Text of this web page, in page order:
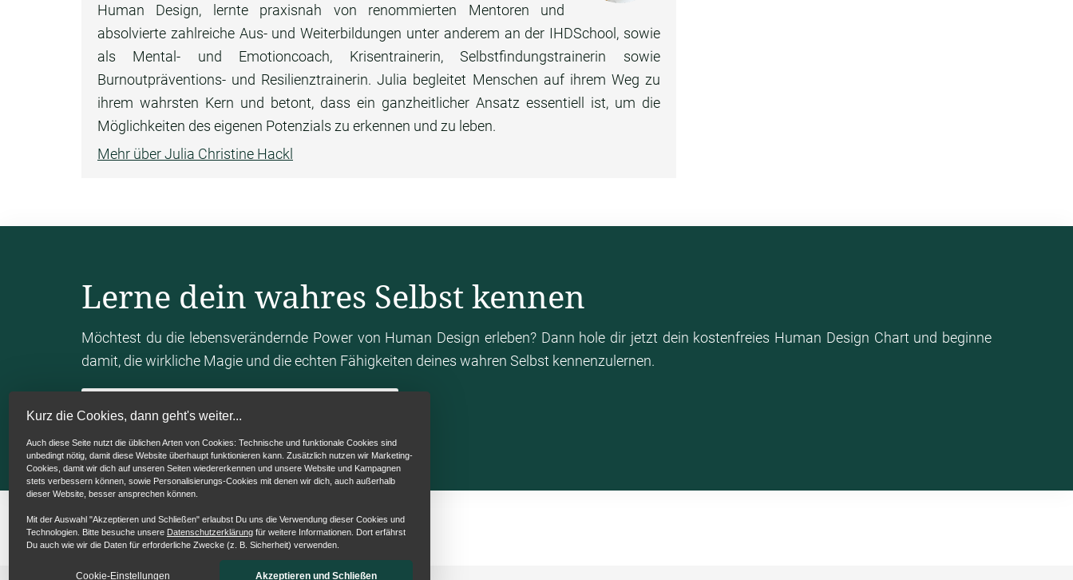
Kurz die Cookies, dann geht's weiter...
Auch diese Seite nutzt die üblichen Arten von Cookies: Technische und funktionale Cookies sind
unbedingt nötig, damit diese Website überhaupt funktionieren kann. Zusätzlich nutzen wir Marketing-
Cookies, damit wir dich auf unseren Seiten wiedererkennen und unsere Website und Kampagnen
stets verbessern können, sowie Personalisierungs-Cookies mit denen wir dich, auch außerhalb
dieser Website, besser ansprechen können.
Mit der Auswahl "Akzeptieren und Schließen" erlaubst Du uns die Verwendung dieser Cookies und
Technologien. Bitte besuche unsere Datenschutzerklärung für weitere Informationen. Dort erfährst
Du auch wie wir die Daten für erforderliche Zwecke (z. B. Sicherheit) verwenden.
Cookie-Einstellungen Akzeptieren und Schließen
Human Design, lernte praxisnah von renommierten Mentoren und
absolvierte zahlreiche Aus- und Weiterbildungen unter anderem an der IHDSchool, sowie
als Mental- und Emotioncoach, Krisentrainerin, Selbstfindungstrainerin sowie
Burnoutpräventions- und Resilienztrainerin. Julia begleitet Menschen auf ihrem Weg zu
ihrem wahrsten Kern und betont, dass ein ganzheitlicher Ansatz essentiell ist, um die
Möglichkeiten des eigenen Potenzials zu erkennen und zu leben.
Mehr über Julia Christine Hackl
Lerne dein wahres Selbst kennen
Möchtest du die lebensverändernde Power von Human Design erleben? Dann hole dir jetzt dein kostenfreies Human Design Chart und beginne
damit, die wirkliche Magie und die echten Fähigkeiten deines wahren Selbst kennenzulernen.
Mein Human Design Chart berechnen